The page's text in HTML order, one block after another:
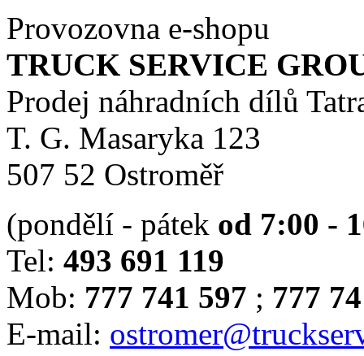
Provozovna e-shopu
TRUCK SERVICE
Prodej náhradních dílů
T. G. Masaryka 123
507 52 Ostroměř
(pondělí - pátek od 7:00 -
Tel: 493 691 119
Mob: 777 741 597 ; 777
E-mail: